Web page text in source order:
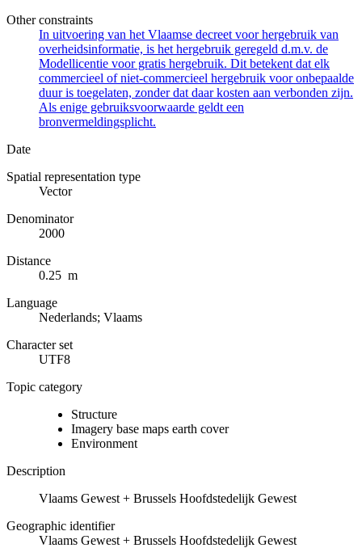
Other constraints
In uitvoering van het Vlaamse decreet voor hergebruik van
overheidsinformatie, is het hergebruik geregeld d.m.v. de
Modellicentie voor gratis hergebruik. Dit betekent dat elk
commercieel of niet-commercieel hergebruik voor onbepaalde
duur is toegelaten, zonder dat daar kosten aan verbonden zijn.
Als enige gebruiksvoorwaarde geldt een
bronvermeldingsplicht.
Date
Spatial representation type
Vector
Denominator
2000
Distance
0.25 m
Language
Nederlands; Vlaams
Character set
UTF8
Topic category
Structure
Imagery base maps earth cover
Environment
Description
Vlaams Gewest + Brussels Hoofdstedelijk Gewest
Geographic identifier
Vlaams Gewest + Brussels Hoofdstedelijk Gewest